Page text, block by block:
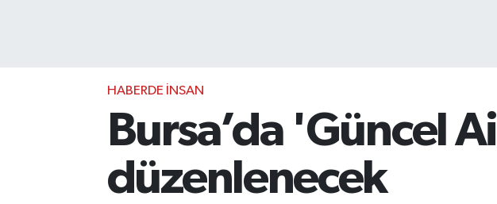
HABERDE İNSAN
Bursa’da 'Güncel
düzenlenecek